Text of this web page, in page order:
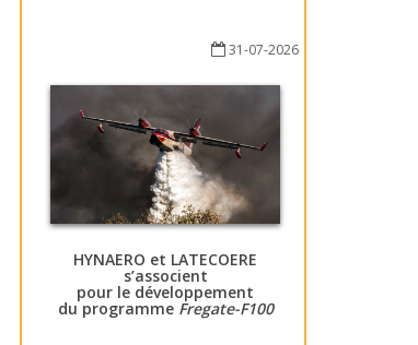
31-07-2026
HYNAERO et LATECOERE
s’associent
pour le développement
du programme Fregate-F100